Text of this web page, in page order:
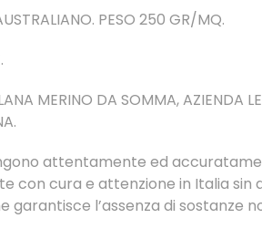
PESO 250 GR/MQ.
MERINO DA SOMMA, AZIENDA
attentamente ed
con cura e attenzione in Italia sin
garantisce l’assenza di sostanze